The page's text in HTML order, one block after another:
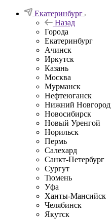
Екатеринбург
Назад
Города
Екатеринбург
Ачинск
Иркутск
Казань
Москва
Мурманск
Нефтеюганск
Нижний Новгород
Новосибирск
Новый Уренгой
Норильск
Пермь
Салехард
Санкт-Петербург
Сургут
Тюмень
Уфа
Ханты-Мансийск
Челябинск
Якутск